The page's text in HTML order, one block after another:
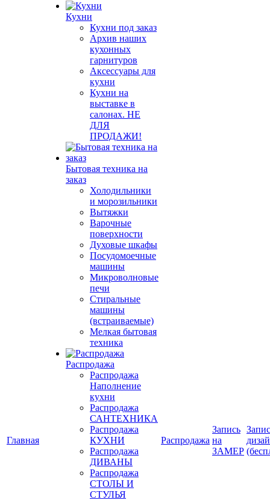
Главная
Кухни
Кухни под заказ
Архив наших
кухонных
гарнитуров
Аксессуары для
кухни
Кухни на
выставке в
салонах. НЕ
ДЛЯ
ПРОДАЖИ!
Бытовая техника на
заказ
Холодильники
и морозильники
Вытяжки
Варочные
поверхности
Духовые шкафы
Посудомоечные
машины
Микроволновые
печи
Стиральные
машины
(встраиваемые)
Мелкая бытовая
техника
Распродажа
Распродажа
Наполнение
кухни
Распродажа
САНТЕХНИКА
Распродажа
КУХНИ
Распродажа
ДИВАНЫ
Распродажа
СТОЛЫ И
СТУЛЬЯ
Распродажа
Запись
на
ЗАМЕР